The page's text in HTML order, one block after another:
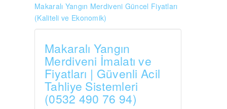
Makaralı Yangın Merdiveni Güncel Fiyatları
(Kaliteli ve Ekonomik)
Makaralı Yangın
Merdiveni İmalatı ve
Fiyatları | Güvenli Acil
Tahliye Sistemleri
(0532 490 76 94)